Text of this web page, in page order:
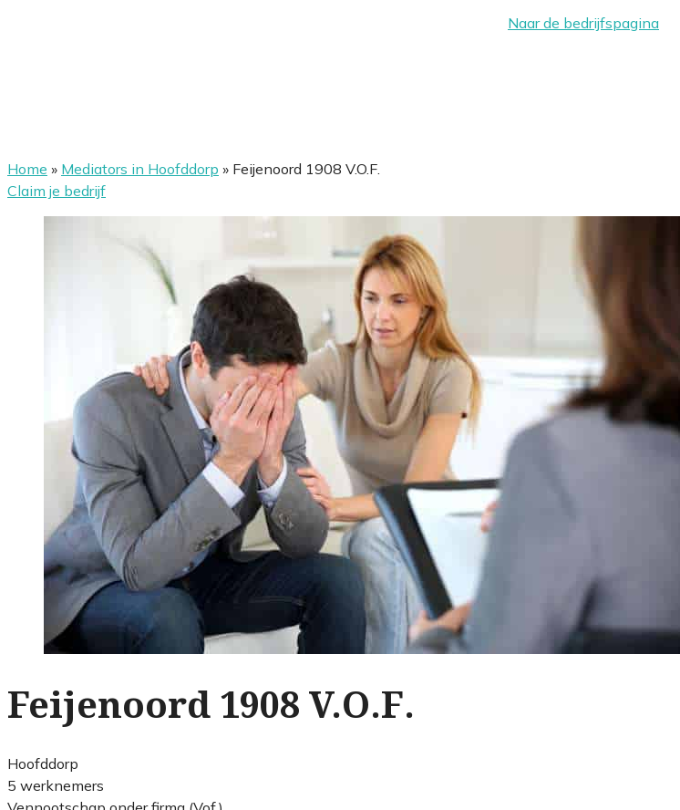
Naar de bedrijfspagina
Home » Mediators in Hoofddorp » Feijenoord 1908 V.O.F.
Claim je bedrijf
Feijenoord 1908 V.O.F.
Hoofddorp
5 werknemers